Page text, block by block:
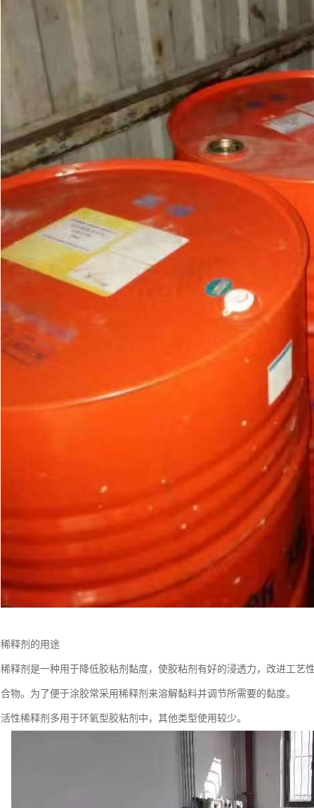
稀释剂的用途
稀释剂是一种用于降低胶粘剂黏度，使胶粘剂有好的浸透力，改进工艺
合物。为了便于涂胶常采用稀释剂来溶解黏料并调节所需要的黏度。
活性稀释剂多用于环氧型胶粘剂中，其他类型使用较少。